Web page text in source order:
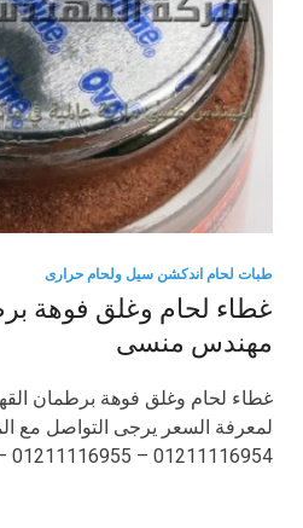
طبات لحام اندكشن سيل ولحام حرارى
غطاء لحام وغلق فوهة
مهندس منسى
غطاء لحام وغلق فوهة برطمان
لمعرفة السعر يرجى التواصل مع
01211116954 – 01211116955 – …